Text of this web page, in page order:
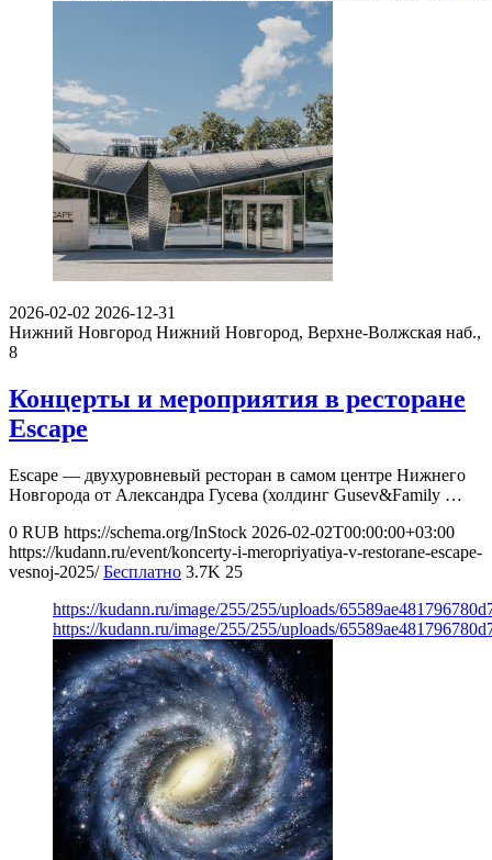
2026-02-02 2026-12-31
Нижний Новгород Нижний Новгород, Верхне-Волжская наб.,
8
Концерты и мероприятия в ресторане
Escape
Escape — двухуровневый ресторан в самом центре Нижнего
Новгорода от Александра Гусева (холдинг Gusev&Family …
0 RUB https://schema.org/InStock 2026-02-02T00:00:00+03:00
https://kudann.ru/event/koncerty-i-meropriyatiya-v-restorane-escape-
vesnoj-2025/ Бесплатно 3.7K 25
https://kudann.ru/image/255/255/uploads/
https://kudann.ru/image/255/255/uploads/